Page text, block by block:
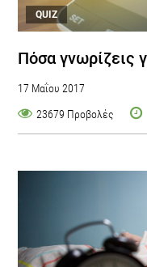
QUIZ
Πόσα γνωρίζεις
17 Μαΐου 2017
23679 Προβολές